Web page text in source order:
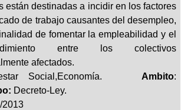
están destinadas a incidir en los factores
de trabajo causantes del desempleo,
de fomentar la empleabilidad y el
entre los colectivos
afectados.
Social,Economía. Ambito:
Decreto-Ley.
2013